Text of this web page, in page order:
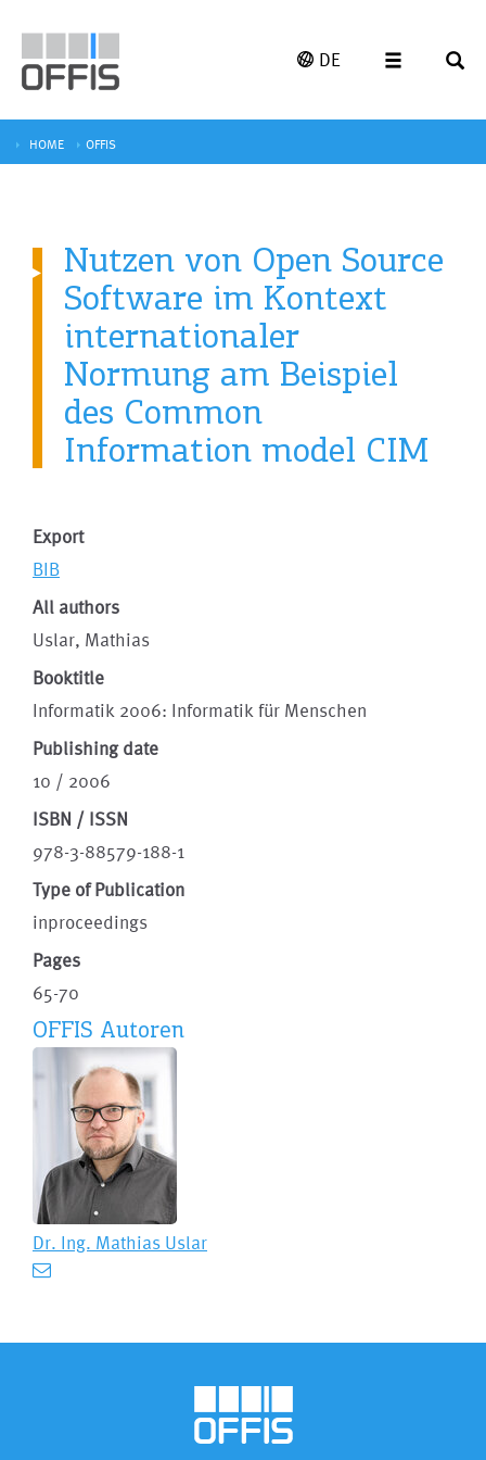
DE
HOME OFFIS
Nutzen von Open Source
Software im Kontext
internationaler
Normung am Beispiel
des Common
Information model CIM
Export
BIB
All authors
Uslar, Mathias
Booktitle
Informatik 2006: Informatik für Menschen
Publishing date
10 / 2006
ISBN / ISSN
978-3-88579-188-1
Type of Publication
inproceedings
Pages
65-70
OFFIS Autoren
Dr. Ing. Mathias Uslar